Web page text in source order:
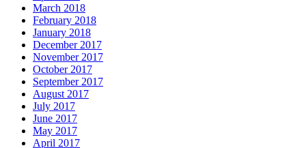
March 2018
February 2018
January 2018
December 2017
November 2017
October 2017
September 2017
August 2017
July 2017
June 2017
May 2017
April 2017